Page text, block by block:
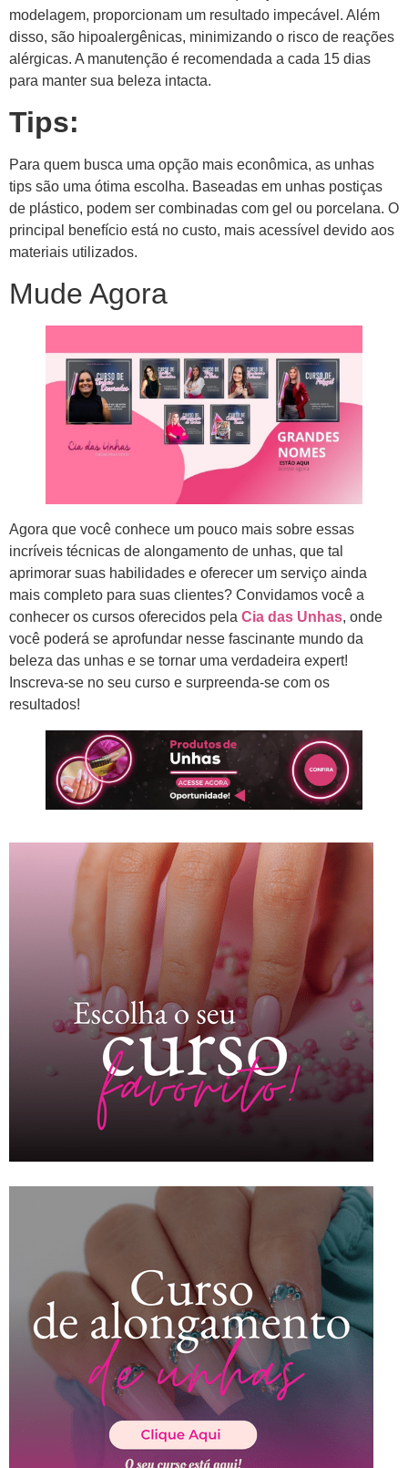
modelagem, proporcionam um resultado impecável. Além
disso, são hipoalergênicas, minimizando o risco de reações
alérgicas. A manutenção é recomendada a cada 15 dias
para manter sua beleza intacta.
Tips:
Para quem busca uma opção mais econômica, as unhas
tips são uma ótima escolha. Baseadas em unhas postiças
de plástico, podem ser combinadas com gel ou porcelana. O
principal benefício está no custo, mais acessível devido aos
materiais utilizados.
Mude Agora
Agora que você conhece um pouco mais sobre essas
incríveis técnicas de alongamento de unhas, que tal
aprimorar suas habilidades e oferecer um serviço ainda
mais completo para suas clientes? Convidamos você a
conhecer os cursos oferecidos pela Cia das Unhas, onde
você poderá se aprofundar nesse fascinante mundo da
beleza das unhas e se tornar uma verdadeira expert!
Inscreva-se no seu curso e surpreenda-se com os
resultados!